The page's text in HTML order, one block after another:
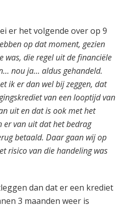
er het volgende over op 9
op dat moment, gezien
was, die regel uit de financiële
nou ja… aldus gehandeld.
ik er dan wel bij zeggen, dat
van een looptijd van
uit en dat is ook met het
er van uit dat het bedrag
betaald. Daar gaan wij op
risico van die handeling was
dan dat er een krediet
3 maanden weer is